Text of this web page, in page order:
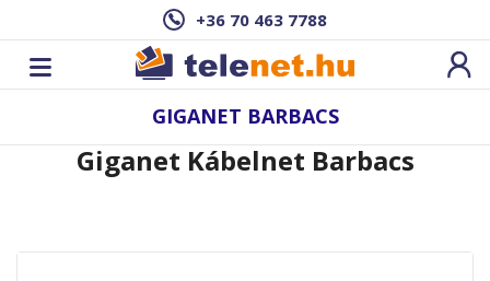
+36 70 463 7788
GIGANET BARBACS
Giganet Kábelnet Barbacs